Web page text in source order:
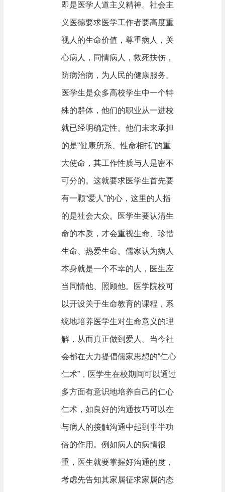
即是医学人道主义精神。社会主
义医德要求医学工作者要高度重
视人的生命价值，尊重病人，关
心病人，同情病人，救死扶伤，
防病治病，为人民的健康服务。
医学生是众多高校学生中一个特
殊的群体，他们的职业从一进校
就已经明确定性。他们未来承担
的是“健康所系、性命相托”的重
大使命，其工作性质与人是密不
可分的。这就要求医学生首先要
有一颗“爱人”的心，这里的人指
的是社会大众。医学生要认清生
命的本质，才会重视生命、珍惜
生命、热爱生命。儒家认为病人
本身就是一个不幸的人，医生应
当同情他、照顾他。医学院校可
以开设关于生命教育的课程，系
统地培养医学生对生命意义的理
解，从而真正做到爱人。当今社
会都在大力提倡儒家思想的“仁心
仁术”，医学生在校期间可以通过
多方面有意识地培养自己的仁心
仁术，如良好的沟通技巧可以在
与病人的接触沟通中起到事半功
倍的作用。例如病人的病情很
重，医生就要掌握好沟通的度，
考虑先告知其家属征求家属的态